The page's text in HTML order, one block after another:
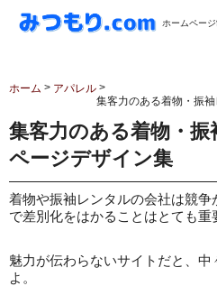
ホームペー
ホーム > アパレル >
集客力のある着物・振
集客力のある着物・
ページデザイン集
着物や振袖レンタルの会社は競
で差別化をはかることはとても重
魅力が伝わらないサイトだと、
よ。